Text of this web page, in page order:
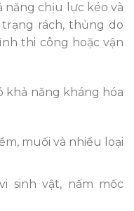
năng chịu lực kéo và
rách, thủng do
thi công hoặc vận
khả năng kháng hóa
muối và nhiều loại
sinh vật, nấm mốc